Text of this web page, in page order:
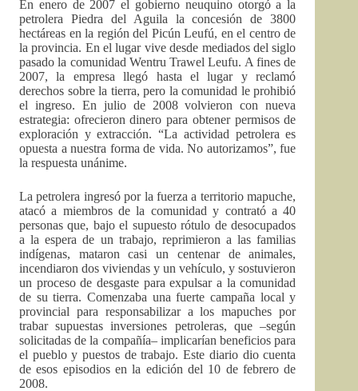
En enero de 2007 el gobierno neuquino otorgó a la
petrolera Piedra del Aguila la concesión de 3800
hectáreas en la región del Picún Leufú, en el centro de
la provincia. En el lugar vive desde mediados del siglo
pasado la comunidad Wentru Trawel Leufu. A fines de
2007, la empresa llegó hasta el lugar y reclamó
derechos sobre la tierra, pero la comunidad le prohibió
el ingreso. En julio de 2008 volvieron con nueva
estrategia: ofrecieron dinero para obtener permisos de
exploración y extracción. “La actividad petrolera es
opuesta a nuestra forma de vida. No autorizamos”, fue
la respuesta unánime.
La petrolera ingresó por la fuerza a territorio mapuche,
atacó a miembros de la comunidad y contrató a 40
personas que, bajo el supuesto rótulo de desocupados
a la espera de un trabajo, reprimieron a las familias
indígenas, mataron casi un centenar de animales,
incendiaron dos viviendas y un vehículo, y sostuvieron
un proceso de desgaste para expulsar a la comunidad
de su tierra. Comenzaba una fuerte campaña local y
provincial para responsabilizar a los mapuches por
trabar supuestas inversiones petroleras, que –según
solicitadas de la compañía– implicarían beneficios para
el pueblo y puestos de trabajo. Este diario dio cuenta
de esos episodios en la edición del 10 de febrero de
2008.